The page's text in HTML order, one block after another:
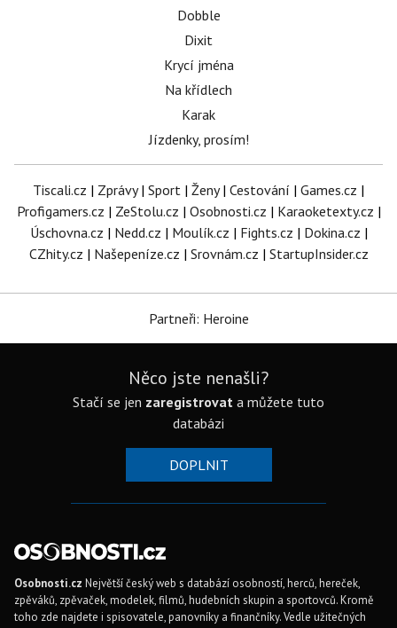
Dobble
Dixit
Krycí jména
Na křídlech
Karak
Jízdenky, prosím!
Tiscali.cz | Zprávy| Sport | Ženy| Cestování | Games.cz |
Profigamers.cz | ZeStolu.cz | Osobnosti.cz | Karaoketexty.cz |
Úschovna.cz | Nedd.cz | Moulík.cz | Fights.cz | Dokina.cz |
CZhity.cz | Našepeníze.cz | Srovnám.cz | StartupInsider.cz
Partneři: Heroine
Něco jste nenašli?
Stačí se jen zaregistrovat a můžete tuto
databázi
DOPLNIT
Osobnosti.cz Největší český web s databází osobností, herců, hereček,
zpěváků, zpěvaček, modelek, filmů, hudebních skupin a sportovců. Kromě
toho zde najdete i spisovatele, panovníky a finančníky. Vedle užitečných